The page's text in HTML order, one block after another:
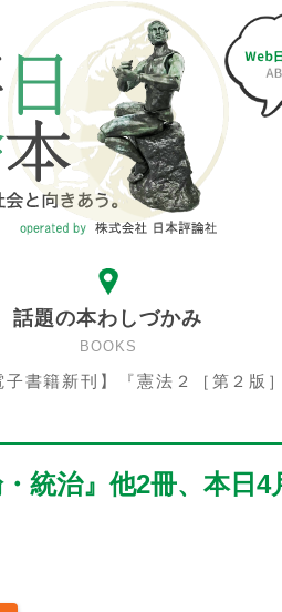
話題の本わしづかみ
BOOKS
子書籍新刊】『憲法２［第２版
統治』他2冊、本日4